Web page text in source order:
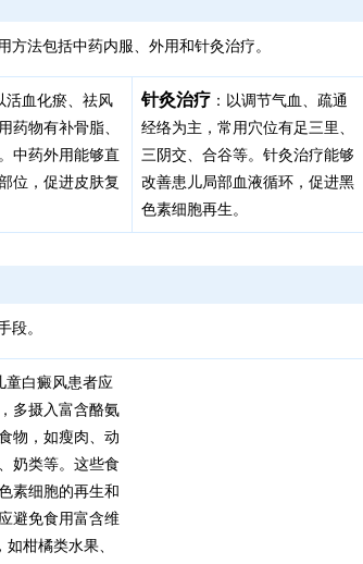
法包括中药内服、外用和针灸治疗。
活血化瘀、祛风
药物有补骨脂、
中药外用能够直
位，促进皮肤复
针灸治疗 ：以调节气血、疏通
经络为主，常用穴位有足三里、
三阴交、合谷等。针灸治疗能够
改善患儿局部血液循环，促进黑
色素细胞再生。
段。
童白癜风患者应
多摄入富含酪氨
物，如瘦肉、动
奶类等。这些食
素细胞的再生和
避免食用富含维
柑橘类水果、